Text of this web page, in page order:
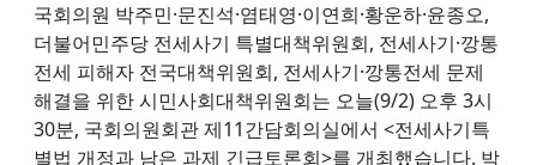
국회의원 박주민·문진석·염태영·이연희·황운하·윤종오,
더불어민주당 전세사기 특별대책위원회, 전세사기·깡통
전세 피해자 전국대책위원회, 전세사기·깡통전세 문제
해결을 위한 시민사회대책위원회는 오늘(9/2) 오후 3시
30분, 국회의원회관 제11간담회의실에서 <전세사기특
별법 개정과 남은 과제 긴급토론회>를 개최했습니다. 박